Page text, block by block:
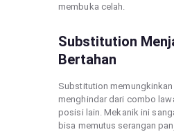
membuka celah.
Substitution
Bertahan
Substitution
menghindar dari combo
posisi lain. Mekanik ini
bisa memutus serangan